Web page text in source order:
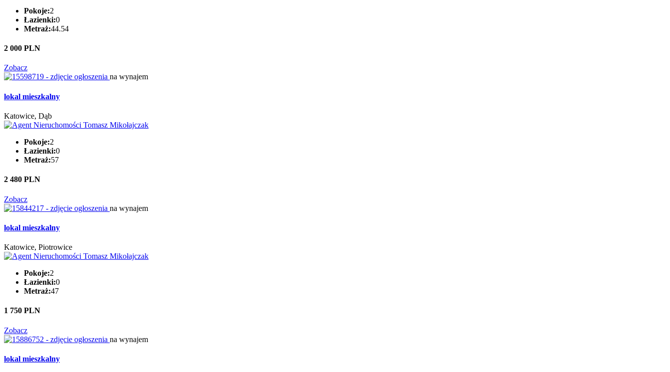
Pokoje:2
Łazienki:0
Metraż:44.54
2 000 PLN
Zobacz
na wynajem
lokal mieszkalny
Katowice, Dąb
Pokoje:2
Łazienki:0
Metraż:57
2 480 PLN
Zobacz
na wynajem
lokal mieszkalny
Katowice, Piotrowice
Pokoje:2
Łazienki:0
Metraż:47
1 750 PLN
Zobacz
na wynajem
lokal mieszkalny